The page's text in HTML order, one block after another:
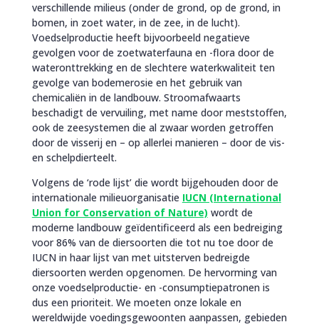
verschillende milieus (onder de grond, op de grond, in
bomen, in zoet water, in de zee, in de lucht).
Voedselproductie heeft bijvoorbeeld negatieve
gevolgen voor de zoetwaterfauna en -flora door de
wateronttrekking en de slechtere waterkwaliteit ten
gevolge van bodemerosie en het gebruik van
chemicaliën in de landbouw. Stroomafwaarts
beschadigt de vervuiling, met name door meststoffen,
ook de zeesystemen die al zwaar worden getroffen
door de visserij en – op allerlei manieren – door de vis-
en schelpdierteelt.
Volgens de ‘rode lijst’ die wordt bijgehouden door de
internationale milieuorganisatie IUCN (International
Union for Conservation of Nature) wordt de
moderne landbouw geïdentificeerd als een bedreiging
voor 86% van de diersoorten die tot nu toe door de
IUCN in haar lijst van met uitsterven bedreigde
diersoorten werden opgenomen. De hervorming van
onze voedselproductie- en -consumptiepatronen is
dus een prioriteit. We moeten onze lokale en
wereldwijde voedingsgewoonten aanpassen, gebieden